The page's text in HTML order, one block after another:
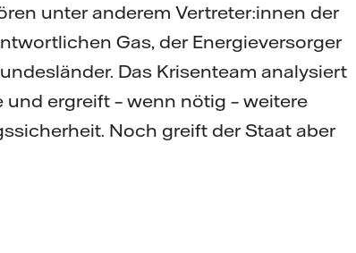
unter anderem Vertreter:innen der
Gas, der Energieversorger
Das Krisenteam analysiert
ergreift – wenn nötig – weitere
Noch greift der Staat aber